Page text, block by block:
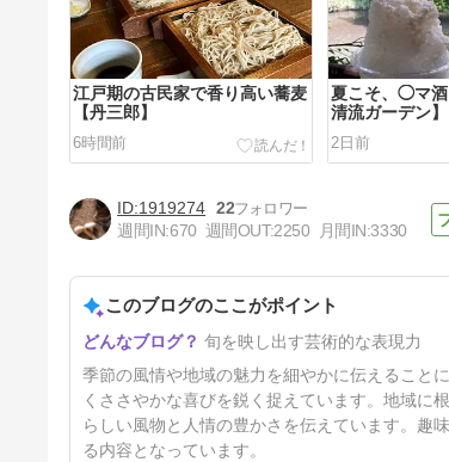
江戸期の古民家で香り高い蕎麦
【丹三郎】
6時間前
夏こそ、◯マ酒
清流ガーデン】
2日前
完成度高い喫茶店空間 【永田
珈琲】
6日前
1919274 22
週間IN:670 週間OUT:2250 月間IN:3330
このブログのここがポイント
旬を映し出す芸術的な表現力
季節の風情や地域の魅力を細やかに伝えること
くささやかな喜びを鋭く捉えています。地域に
らしい風物と人情の豊かさを伝えています。趣
る内容となっています。